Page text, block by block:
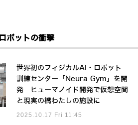
ロボットの衝撃
世界初のフィジカルAI・ロボット
訓練センター「Neura Gym」を開
発 ヒューマノイド開発で仮想空間
と現実の橋わたしの施設に
2025.10.17 Fri 11:45